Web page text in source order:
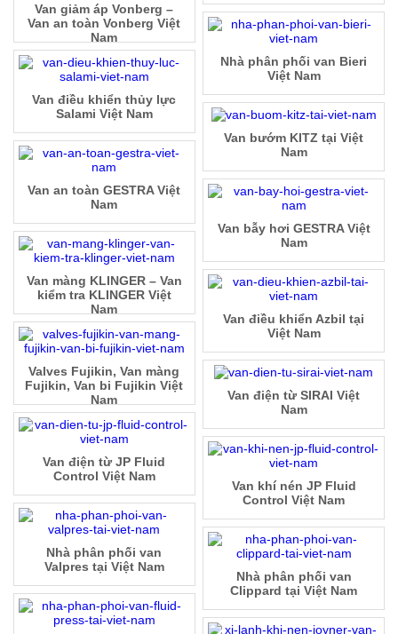
Van giảm áp Vonberg –
Van an toàn Vonberg Việt
Nam
Nhà phân phối van Bieri
Việt Nam
Van điều khiển thủy lực
Salami Việt Nam
Van bướm KITZ tại Việt
Nam
Van an toàn GESTRA Việt
Nam
Van bẫy hơi GESTRA Việt
Nam
Van màng KLINGER – Van
kiểm tra KLINGER Việt
Nam
Van điều khiển Azbil tại
Việt Nam
Valves Fujikin, Van màng
Fujikin, Van bi Fujikin Việt
Nam
Van điện từ SIRAI Việt
Nam
Van điện từ JP Fluid
Control Việt Nam
Van khí nén JP Fluid
Control Việt Nam
Nhà phân phối van
Valpres tại Việt Nam
Nhà phân phối van
Clippard tại Việt Nam